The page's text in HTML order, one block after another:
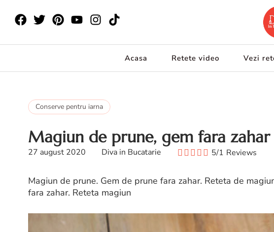
Acasa Retete video Vezi
Conserve pentru iarna
Magiun de prune, gem fara zahar
27 august 2020 Diva in Bucatarie 5/1 Reviews
Magiun de prune. Gem de prune fara zahar. Reteta de
fara zahar. Reteta magiun